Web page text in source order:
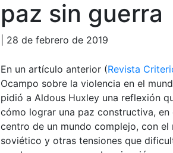
paz sin guerra
| 28 de febrero de 2019
En un artículo anterior (Revista
Ocampo sobre la violencia en el
pidió a Aldous Huxley una reflexión
cómo lograr una paz constructiva,
centro de un mundo complejo, con
soviético y otras tensiones que